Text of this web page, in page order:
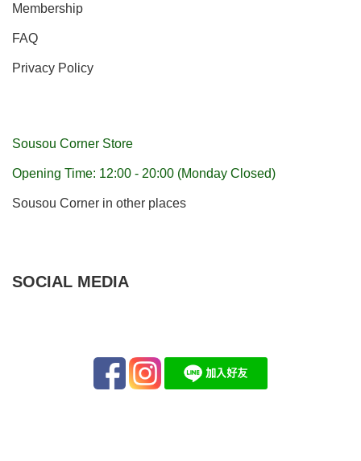
Membership
FAQ
Privacy Policy
Sousou Corner Store
Opening Time: 12:00 - 20:00 (Monday Closed)
Sousou Corner in other places
SOCIAL MEDIA